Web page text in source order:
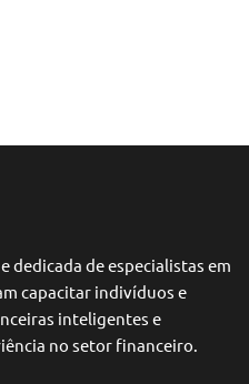
dedicada de especialistas em
capacitar indivíduos e
inteligentes e
no setor financeiro.